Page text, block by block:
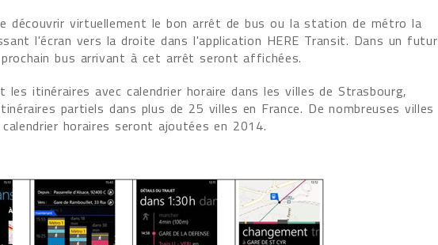
découvrir virtuellement le bon arrêt de bus ou la station de métro la
l'écran vers la droite dans l'application HERE Transit. Dans un futur
bus arrivant à cet arrêt seront affichées.
les itinéraires avec calendrier horaire dans les villes de Strasbourg,
partiels dans plus de 25 villes en France. De nombreuses villes
horaires seront ajoutées en 2014.